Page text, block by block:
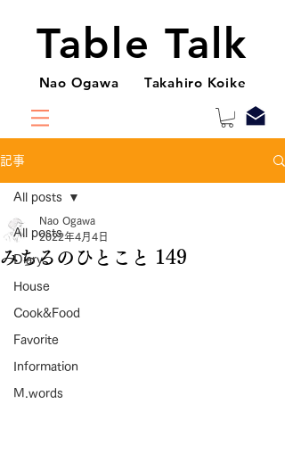
Table Talk
Nao Ogawa Takahiro Koike
記事
All posts
Diary
House
Cook&Food
Favorite
Information
M.words
All posts
みちるのひとこと 149
Nao Ogawa
2022年4月4日